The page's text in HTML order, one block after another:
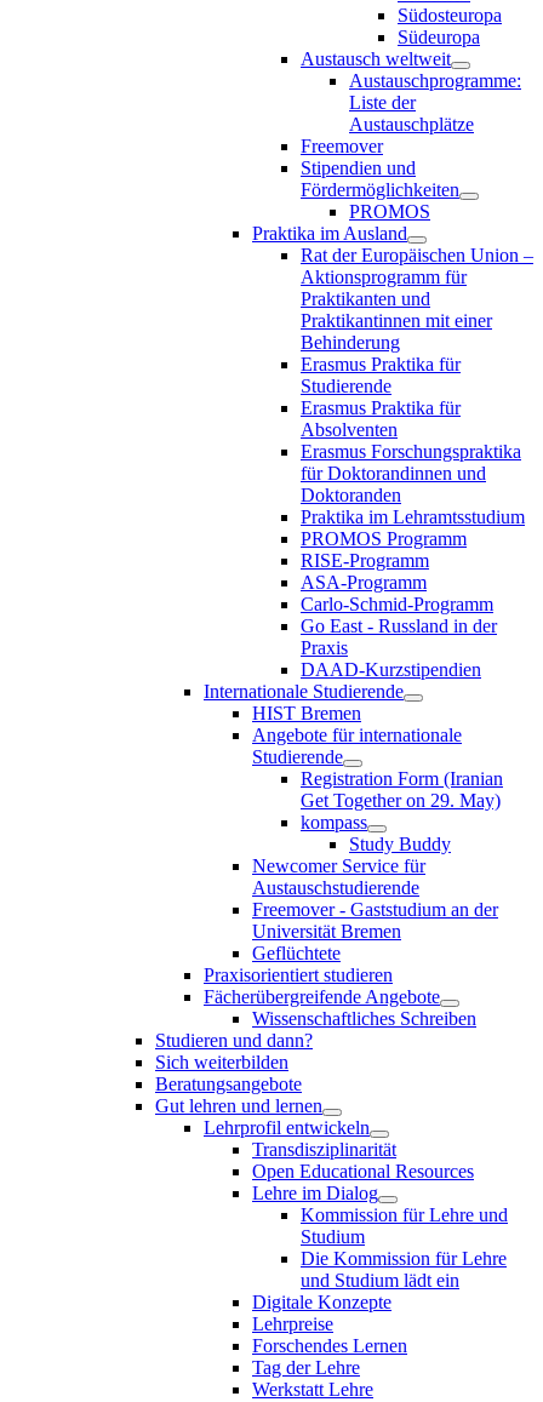
Südosteuropa
Südeuropa
Austausch weltweit
Austauschprogramme:
Liste der
Austauschplätze
Freemover
Stipendien und
Fördermöglichkeiten
PROMOS
Praktika im Ausland
Rat der Europäischen Union –
Aktionsprogramm für
Praktikanten und
Praktikantinnen mit einer
Behinderung
Erasmus Praktika für
Studierende
Erasmus Praktika für
Absolventen
Erasmus Forschungspraktika
für Doktorandinnen und
Doktoranden
Praktika im Lehramtsstudium
PROMOS Programm
RISE-Programm
ASA-Programm
Carlo-Schmid-Programm
Go East - Russland in der
Praxis
DAAD-Kurzstipendien
Internationale Studierende
HIST Bremen
Angebote für internationale
Studierende
Registration Form (Iranian
Get Together on 29. May)
kompass
Study Buddy
Newcomer Service für
Austauschstudierende
Freemover - Gaststudium an der
Universität Bremen
Geflüchtete
Praxisorientiert studieren
Fächerübergreifende Angebote
Wissenschaftliches Schreiben
Studieren und dann?
Sich weiterbilden
Beratungsangebote
Gut lehren und lernen
Lehrprofil entwickeln
Transdisziplinarität
Open Educational Resources
Lehre im Dialog
Kommission für Lehre und
Studium
Die Kommission für Lehre
und Studium lädt ein
Digitale Konzepte
Lehrpreise
Forschendes Lernen
Tag der Lehre
Werkstatt Lehre